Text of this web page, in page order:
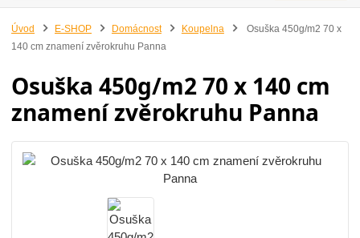
Úvod E-SHOP Domácnost Koupelna
Osuška 450g/m2 70 x
140 cm znamení zvěrokruhu Panna
Osuška 450g/m2 70 x 140 cm
znamení zvěrokruhu Panna